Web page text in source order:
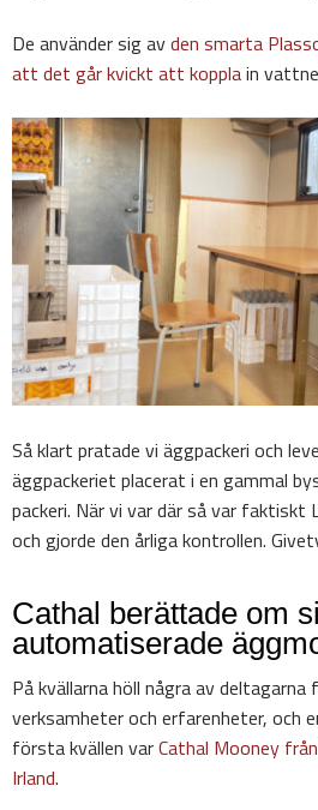
De använder sig avden smarta
att det går kvickt att kopplain
Så klart pratade vi äggpackeri och
äggpackeriet placerat i en gammal
packeri. När vi var där så var faktiskt
och gjorde den årliga kontrollen.
Cathal berättade om
automatiserade
På kvällarna höll några av
verksamheter och erfarenheter, och
första kvällen varCathal Mooney
Irland.